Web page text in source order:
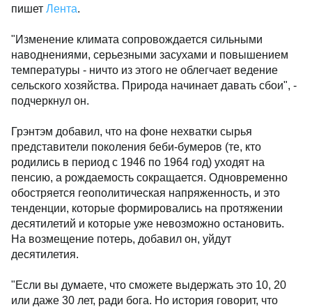
пишет Лента.
"Изменение климата сопровождается сильными
наводнениями, серьезными засухами и повышением
температуры - ничто из этого не облегчает ведение
сельского хозяйства. Природа начинает давать сбои", -
подчеркнул он.
Грэнтэм добавил, что на фоне нехватки сырья
представители поколения беби-бумеров (те, кто
родились в период с 1946 по 1964 год) уходят на
пенсию, а рождаемость сокращается. Одновременно
обостряется геополитическая напряженность, и это
тенденции, которые формировались на протяжении
десятилетий и которые уже невозможно остановить.
На возмещение потерь, добавил он, уйдут
десятилетия.
"Если вы думаете, что сможете выдержать это 10, 20
или даже 30 лет, ради бога. Но история говорит, что